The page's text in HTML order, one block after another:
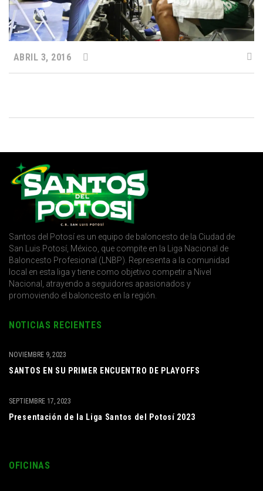
ABRIL 3, 2016
Santos del Potosí es un equipo de baloncesto de la Ciudad de
San Luis Potosí, México, que compite en la Liga Nacional de
Baloncesto Profesional (LNBP). Representa a la comunidad
local en esta liga y tiene como objetivo competir a Nivel
Nacional, atrayendo a seguidores apasionados y
promoviendo el baloncesto en la región.
NOTICIAS RECIENTES
SANTOS EN SU PRIMER ENCUENTRO DE PLAYOFFS
NOVIEMBRE 9, 2023
Presentación de la Liga Santos del Potosí 2023
SEPTIEMBRE 17, 2023
OFICINAS